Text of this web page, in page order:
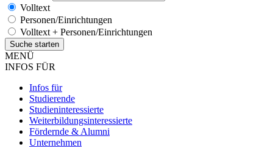
Volltext
Personen/Einrichtungen
Volltext + Personen/Einrichtungen
MENÜ
INFOS FÜR
Infos für
Studierende
Studieninteressierte
Weiterbildungsinteressierte
Fördernde & Alumni
Unternehmen